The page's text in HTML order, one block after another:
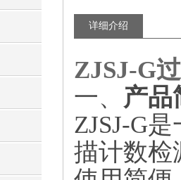
详细介绍
ZJSJ-G
一、 产品
ZJSJ-G
描计数检